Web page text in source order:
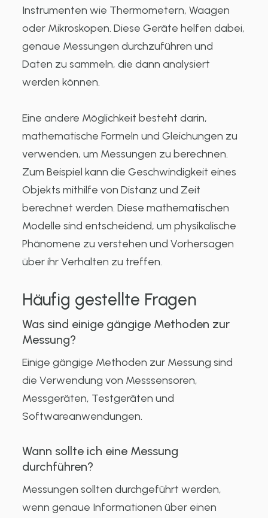
Instrumenten wie Thermometern, Waagen
oder Mikroskopen. Diese Geräte helfen dabei,
genaue Messungen durchzuführen und
Daten zu sammeln, die dann analysiert
werden können.
Eine andere Möglichkeit besteht darin,
mathematische Formeln und Gleichungen zu
verwenden, um Messungen zu berechnen.
Zum Beispiel kann die Geschwindigkeit eines
Objekts mithilfe von Distanz und Zeit
berechnet werden. Diese mathematischen
Modelle sind entscheidend, um physikalische
Phänomene zu verstehen und Vorhersagen
über ihr Verhalten zu treffen.
Häufig gestellte Fragen
Was sind einige gängige Methoden zur
Messung?
Einige gängige Methoden zur Messung sind
die Verwendung von Messsensoren,
Messgeräten, Testgeräten und
Softwareanwendungen.
Wann sollte ich eine Messung
durchführen?
Messungen sollten durchgeführt werden,
wenn genaue Informationen über einen